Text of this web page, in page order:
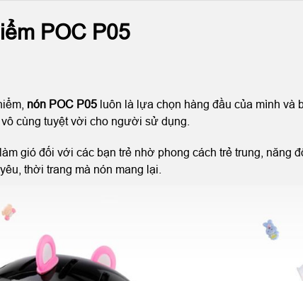
POC P05
nón POC P05 luôn là lựa chọn hàng đầu của mình và
cùng tuyệt vời cho người sử dụng.
gió đối với các bạn trẻ nhờ phong cách trẻ trung, năng
thời trang mà nón mang lại.